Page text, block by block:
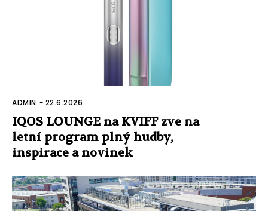
ADMIN - 22.6.2026
IQOS LOUNGE na KVIFF zve na
letní program plný hudby,
inspirace a novinek